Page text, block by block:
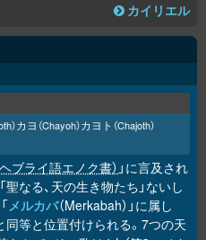
カイリエル
）カヨ （Chayoh）カヨト （Chajoth）
ブライ語エノク書） 」に言及され
なる、天の生き物たち」ないし
メルカバ（Merkabah）」に属し
同等と位置付けられる。7つの天